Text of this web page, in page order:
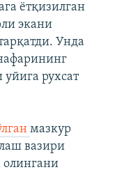
ётқизилган
экани
Унда
рухсат
мазкур
вазири
олингани